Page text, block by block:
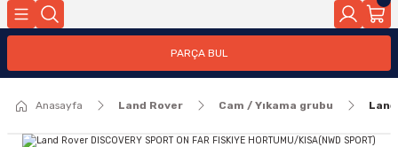
PARÇA BUL
Anasayfa Land Rover Cam / Yıkama grubu Land